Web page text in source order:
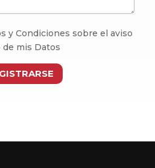
y Condiciones sobre el aviso
de mis Datos